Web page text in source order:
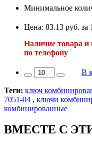
Минимальное
Цена: 83.13 руб. за
Наличие товара и
по телефону
В
Теги: ключ
7051-04 , ключи
комбинированные
ВМЕСТЕ С